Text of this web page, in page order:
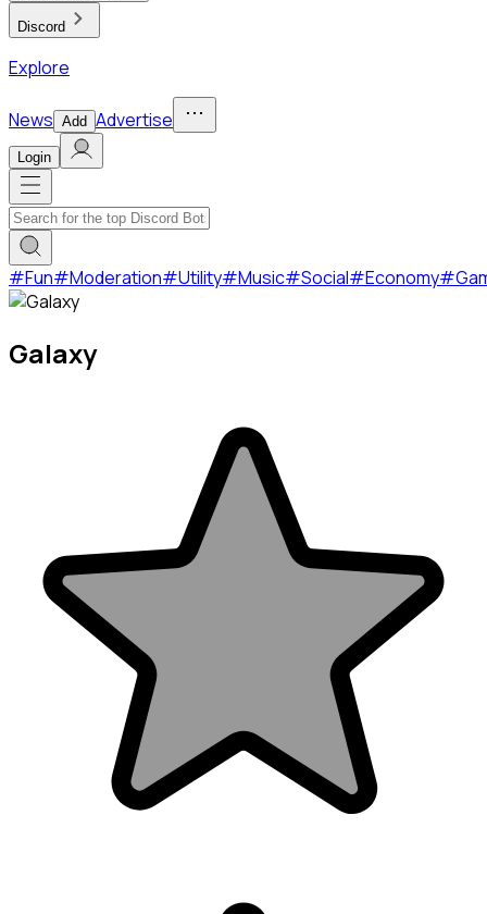
Discord
Explore
News Add Advertise
Login
#Fun#Moderation#Utility#Music#Social#Economy#
Galaxy